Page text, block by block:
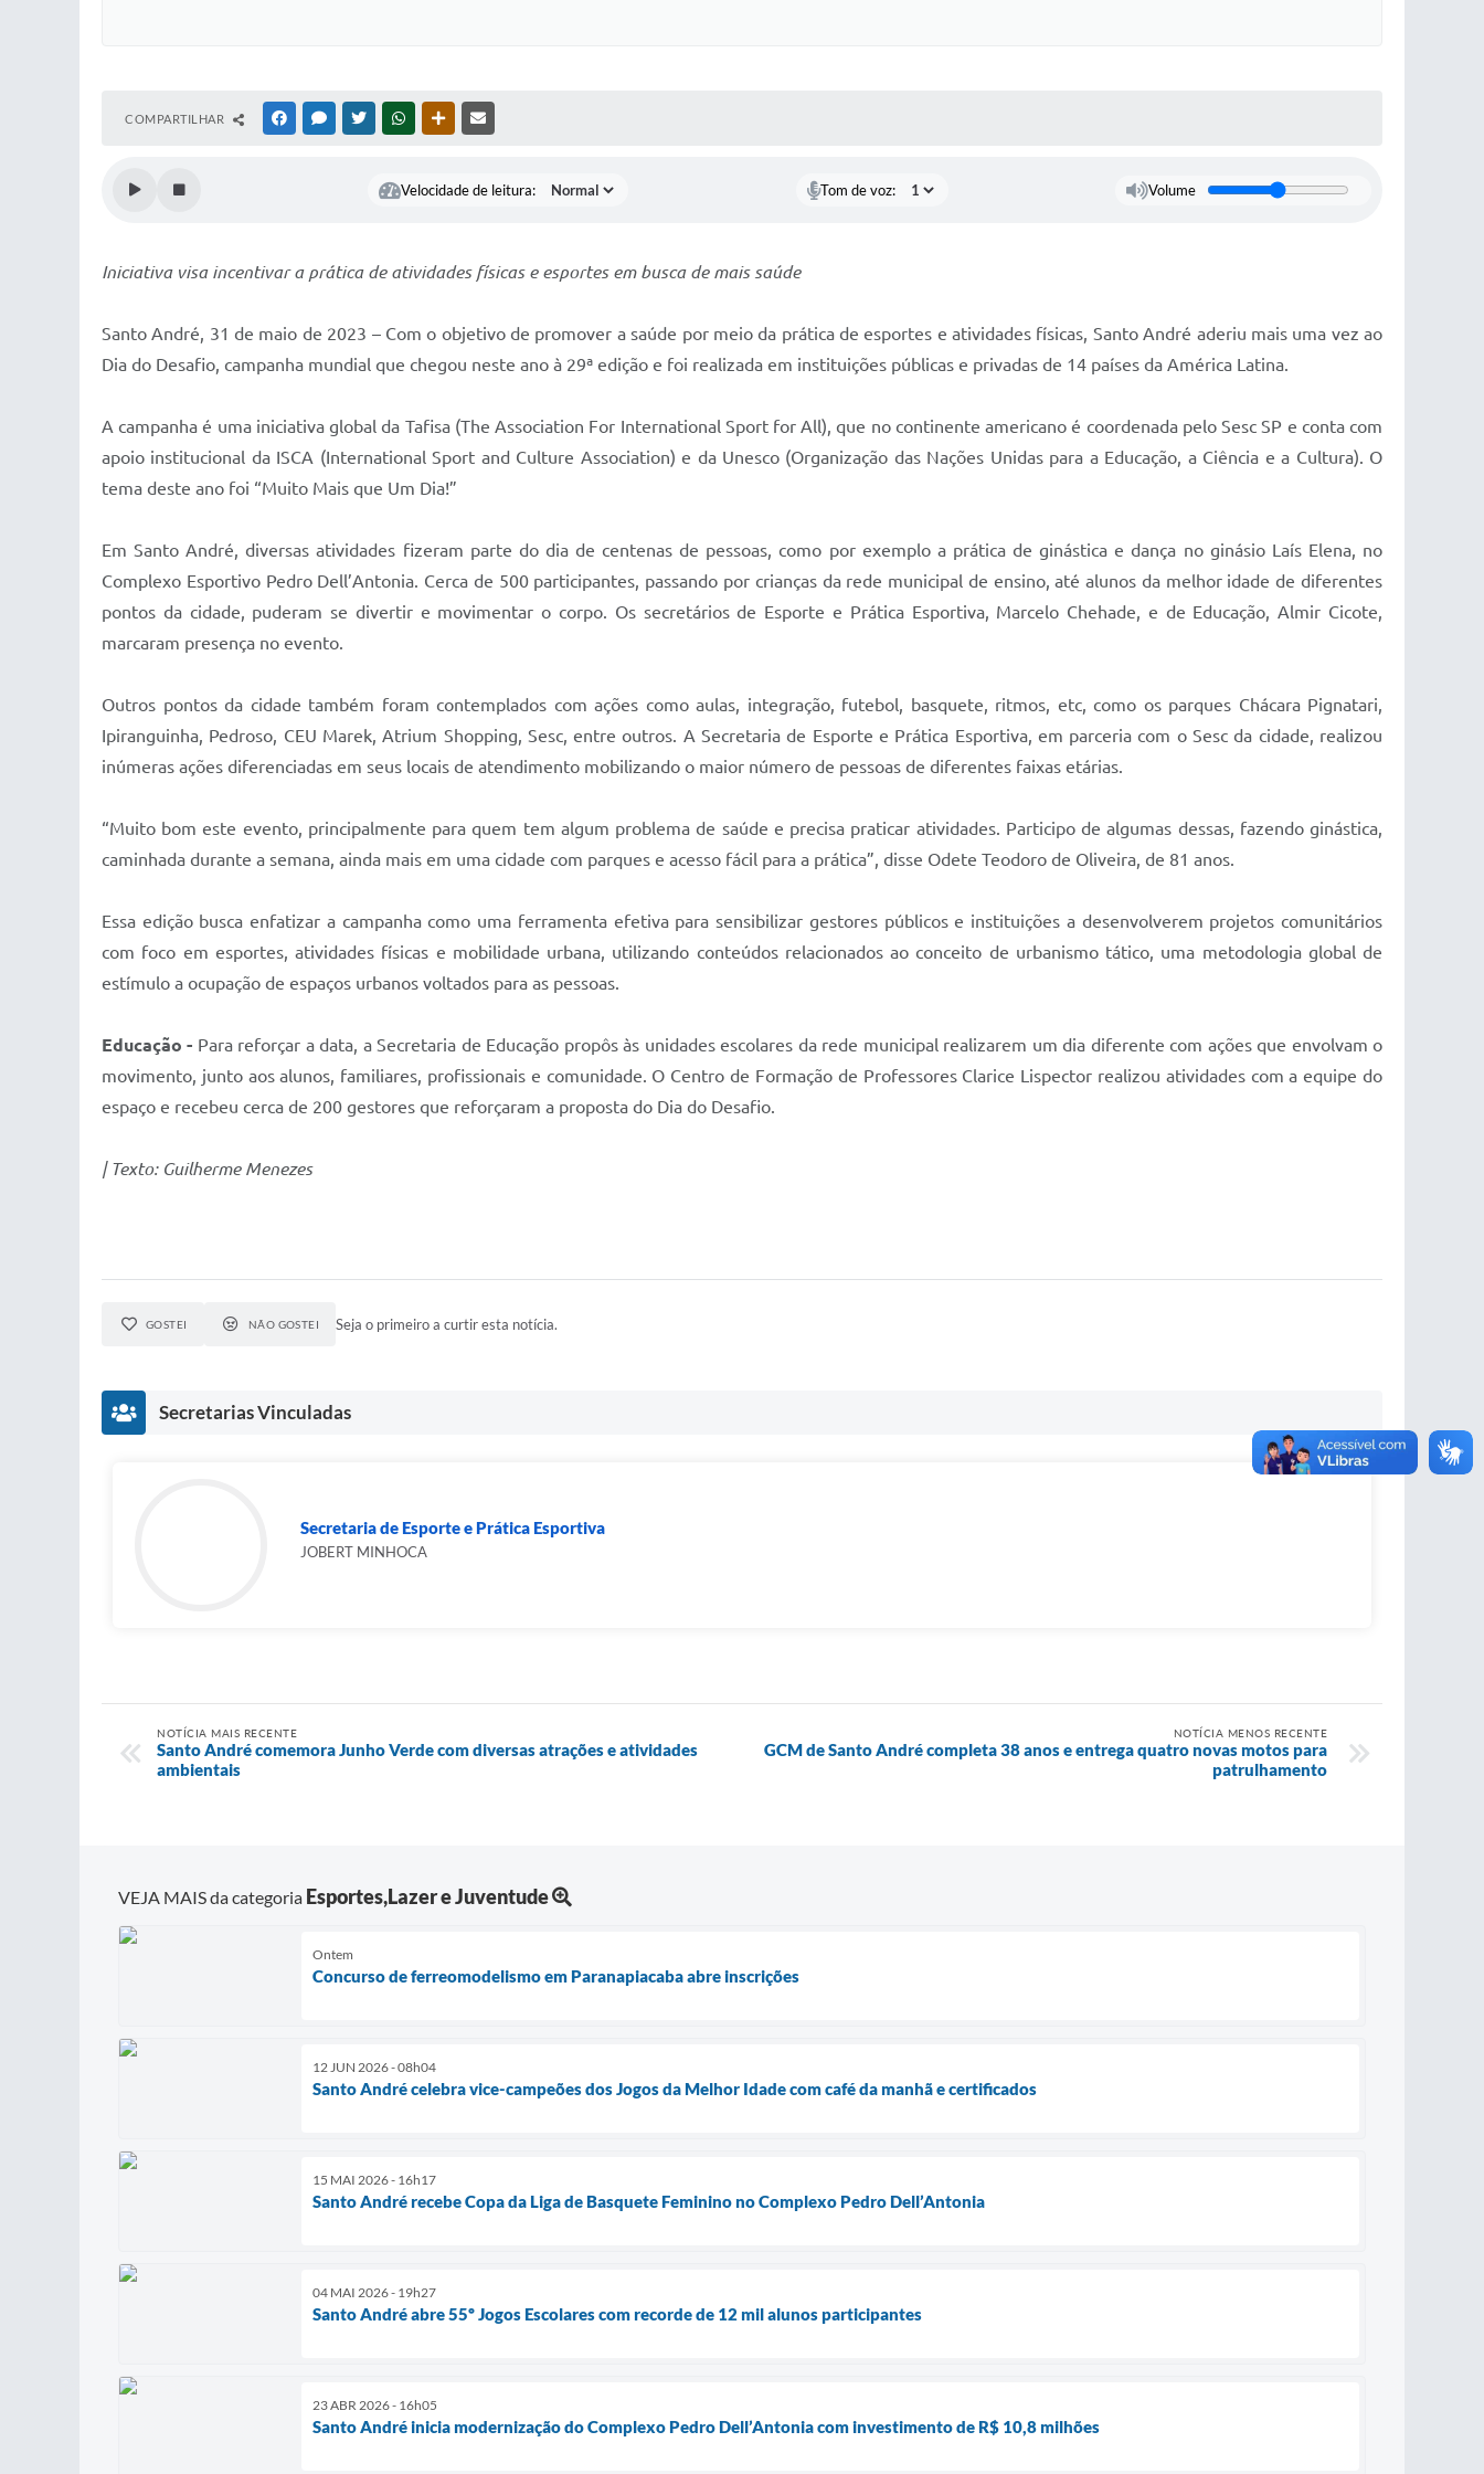
COMPARTILHAR FACEBOOKMESSENGER
TWITTERWHATSAPPOUTRAS MÍDIAS
Velocidade de leitura: Tom de voz: Volume
Iniciativa visa incentivar a prática de atividades físicas e esportes em busca de mais saúde
Santo André, 31 de maio de 2023 – Com o objetivo de promover a saúde por meio da prática de esportes e atividades físicas, Santo André aderiu mais uma vez ao
Dia do Desafio, campanha mundial que chegou neste ano à 29ª edição e foi realizada em instituições públicas e privadas de 14 países da América Latina.
A campanha é uma iniciativa global da Tafisa (The Association For International Sport for All), que no continente americano é coordenada pelo Sesc SP e conta com
apoio institucional da ISCA (International Sport and Culture Association) e da Unesco (Organização das Nações Unidas para a Educação, a Ciência e a Cultura). O
tema deste ano foi “Muito Mais que Um Dia!”
Em Santo André, diversas atividades fizeram parte do dia de centenas de pessoas, como por exemplo a prática de ginástica e dança no ginásio Laís Elena, no
Complexo Esportivo Pedro Dell’Antonia. Cerca de 500 participantes, passando por crianças da rede municipal de ensino, até alunos da melhor idade de diferentes
pontos da cidade, puderam se divertir e movimentar o corpo. Os secretários de Esporte e Prática Esportiva, Marcelo Chehade, e de Educação, Almir Cicote,
marcaram presença no evento.
Outros pontos da cidade também foram contemplados com ações como aulas, integração, futebol, basquete, ritmos, etc, como os parques Chácara Pignatari,
Ipiranguinha, Pedroso, CEU Marek, Atrium Shopping, Sesc, entre outros. A Secretaria de Esporte e Prática Esportiva, em parceria com o Sesc da cidade, realizou
inúmeras ações diferenciadas em seus locais de atendimento mobilizando o maior número de pessoas de diferentes faixas etárias.
“Muito bom este evento, principalmente para quem tem algum problema de saúde e precisa praticar atividades. Participo de algumas dessas, fazendo ginástica,
caminhada durante a semana, ainda mais em uma cidade com parques e acesso fácil para a prática”, disse Odete Teodoro de Oliveira, de 81 anos.
Essa edição busca enfatizar a campanha como uma ferramenta efetiva para sensibilizar gestores públicos e instituições a desenvolverem projetos comunitários
com foco em esportes, atividades físicas e mobilidade urbana, utilizando conteúdos relacionados ao conceito de urbanismo tático, uma metodologia global de
estímulo a ocupação de espaços urbanos voltados para as pessoas.
Educação - Para reforçar a data, a Secretaria de Educação propôs às unidades escolares da rede municipal realizarem um dia diferente com ações que envolvam o
movimento, junto aos alunos, familiares, profissionais e comunidade. O Centro de Formação de Professores Clarice Lispector realizou atividades com a equipe do
espaço e recebeu cerca de 200 gestores que reforçaram a proposta do Dia do Desafio.
| Texto: Guilherme Menezes
GOSTEI NÃO GOSTEI Seja o primeiro a curtir esta notícia.
Secretarias Vinculadas
Secretaria de Esporte e Prática Esportiva
JOBERT MINHOCA
NOTÍCIA MAIS RECENTE
Santo André comemora Junho Verde com diversas atrações e atividades
ambientais
NOTÍCIA MENOS RECENTE
GCM de Santo André completa 38 anos e entrega quatro novas motos para
patrulhamento
VEJA MAIS da categoria Esportes,Lazer e Juventude
Ontem
Concurso de ferreomodelismo em Paranapiacaba abre inscrições
12 JUN 2026 - 08h04
Santo André celebra vice-campeões dos Jogos da Melhor Idade com café da manhã e certificados
15 MAI 2026 - 16h17
Santo André recebe Copa da Liga de Basquete Feminino no Complexo Pedro Dell’Antonia
04 MAI 2026 - 19h27
Santo André abre 55º Jogos Escolares com recorde de 12 mil alunos participantes
23 ABR 2026 - 16h05
Santo André inicia modernização do Complexo Pedro Dell’Antonia com investimento de R$ 10,8 milhões